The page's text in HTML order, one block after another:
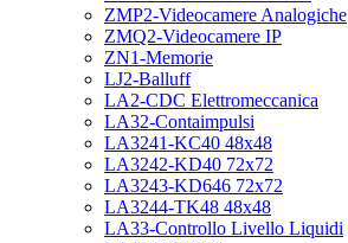
ZMP2-Videocamere Analogiche
ZMQ2-Videocamere IP
ZN1-Memorie
LJ2-Balluff
LA2-CDC Elettromeccanica
LA32-Contaimpulsi
LA3241-KC40 48x48
LA3242-KD40 72x72
LA3243-KD646 72x72
LA3244-TK48 48x48
LA33-Controllo Livello Liquidi